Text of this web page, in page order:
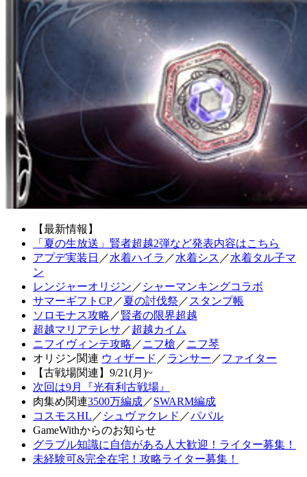
【最新情報】
「夏の生放送」賢者超越2弾など発表内容はこちら
アプデ実装日 ／水着ハイラ ／水着シス ／水着タル子マ
ン
レンジャーオリジン ／ シャーマンキングコラボ
サマーギフトCP／夏の討伐祭 ／ スタンプ帳
ソロモナス攻略 ／賢者の限界超越
超越マリアテレサ ／超越カイム
ニフイヴィンテ攻略 ／ニフ槍 ／ニフ琴
オリジン関連 ウィザード ／ランサー ／ファイター
【古戦場関連】9/21(月)~
次回は9月『光有利古戦場』
肉集め関連3500万編成／SWARM編成
コスモスHL ／ シュヴァクレド ／パパル
GameWithからのお知らせ
グラブル知識に自信がある人大歓迎！ライター募集！
未経験可&完全在宅！攻略ライター募集！